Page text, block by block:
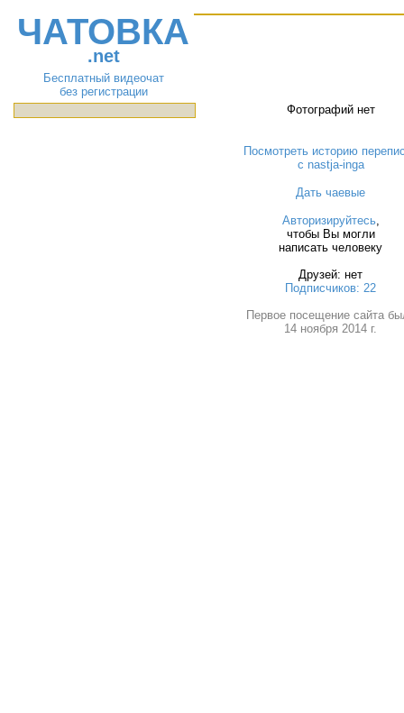
ЧАТОВКА
.net
Бесплатный видеочат
без регистрации
Фотографий нет
Посмотреть историю
с nastja-inga
Дать чаевые
Авторизируйтесь,
чтобы Вы могли
написать человеку
Друзей: нет
Подписчиков: 22
Первое посещение сайта
14 ноября 2014 г.